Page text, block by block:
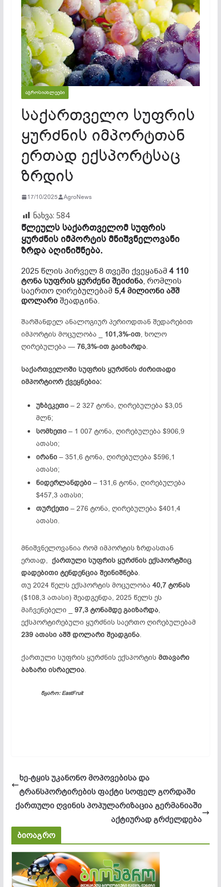
ᲐᲒᲠᲝᲡᲘᲐᲮᲚᲔᲔᲑᲘ
საქართველო სუფრის
ყურძნის იმპორტთან
ერთად ექსპორტსაც
ზრდის
17/10/2025 AgroNews
ნახვა: 584
წლეულს საქართველომ სუფრის
ყურძნის იმპორტის მნიშვნელოვანი
ზრდა აღინიშნება.
2025 წლის პირველ 8 თვეში ქვეყანამ 4 110
ტონა სუფრის ყურძენი შეიძინა, რომლის
საერთო ღირებულებამ 5,4 მილიონი აშშ
დოლარიშეადგინა.
შარშანდელ ანალოგიურ პერიოდთან შედარებით
იმპორტის მოცულობა _ 101,3%-ით, ხოლო
ღირებულება — 76,3%-ით გაიზარდა.
საქართველოში სუფრის ყურძნის ძირითადი
იმპორტიორ ქვეყნებია:
უზბეკეთი– 2 327 ტონა, ღირებულება $3,05
მლნ;
სომხეთი– 1 007 ტონა, ღირებულება $906,9
ათასი;
ირანი– 351,6 ტონა, ღირებულება $596,1
ათასი;
ნიდერლანდები– 131,6 ტონა, ღირებულება
$457,3 ათასი;
თურქეთი– 276 ტონა, ღირებულება $401,4
ათასი.
მნიშვნელოვანია რომ იმპორტის ზრდასთან
ერთად, ქართული სუფრის ყურძნის ექსპორტშიც
დადებითი ტენდენცია შეინიშნება.
თუ 2024 წელს ექსპორტის მოცულობა 40,7 ტონას
($108,3 ათასი) შეადგენდა, 2025 წელს ეს
მაჩვენებელი _ 97,3 ტონამდე გაიზარდა,
ექსპორტირებული ყურძნის საერთო ღირებულებამ
239 ათასი აშშ დოლარი შეადგინა.
ქართული სუფრის ყურძნის ექსპორტის მთავარი
ბაზარი ისრაელია.
წყარო: EastFruit
ხე-ტყის უკანონო მოპოვებისა და
ტრანსპორტირების ფაქტი სოფელ გორდაში
ქართული ღვინის პოპულარიზაცია გერმანიაში
აქტიურად გრძელდება
ბიოაგრო